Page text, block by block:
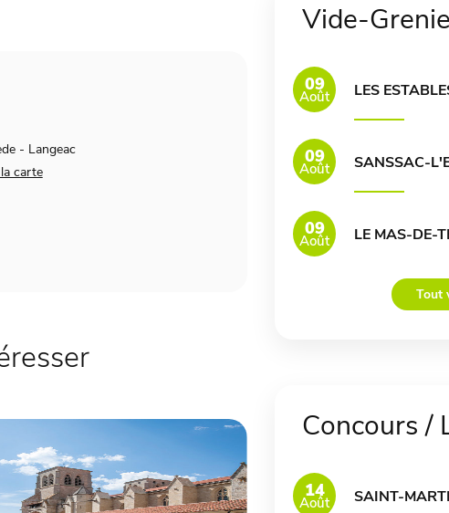
- Langeac
carte
Vide-
09
Août LES
09
Août SANSSAC-
09
Août LE MAS-DE-
Tout
Concours /
14
Août SAINT-